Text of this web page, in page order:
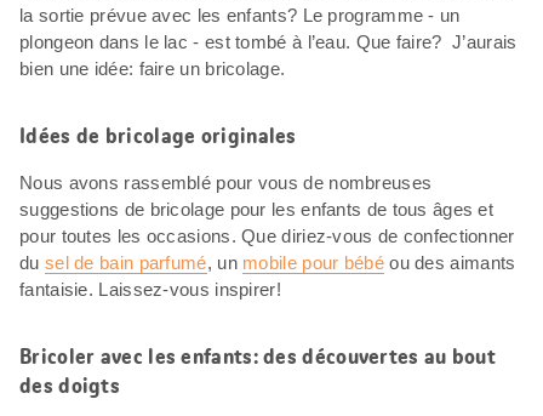
la sortie prévue avec les enfants? Le programme - un
plongeon dans le lac - est tombé à l’eau. Que faire? J’aurais
bien une idée: faire un bricolage.
Idées de bricolage originales
Nous avons rassemblé pour vous de nombreuses
suggestions de bricolage pour les enfants de tous âges et
pour toutes les occasions. Que diriez-vous de confectionner
du sel de bain parfumé, un mobile pour bébéou des aimants
fantaisie. Laissez-vous inspirer!
Bricoler avec les enfants: des découvertes au bout
des doigts